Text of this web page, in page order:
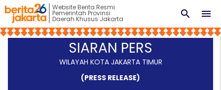
Website Berita Resmi
Pemerintah Provinsi
Daerah Khusus Jakarta menu
search
SIARAN PERS
WILAYAH KOTA JAKARTA TIMUR
(PRESS RELEASE)